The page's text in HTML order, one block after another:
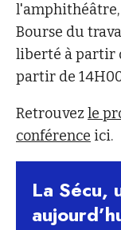
l'amphithéâtre,
Bourse du
liberté à partir
partir de
Retrouvez le
conférence ici.
La Sécu,